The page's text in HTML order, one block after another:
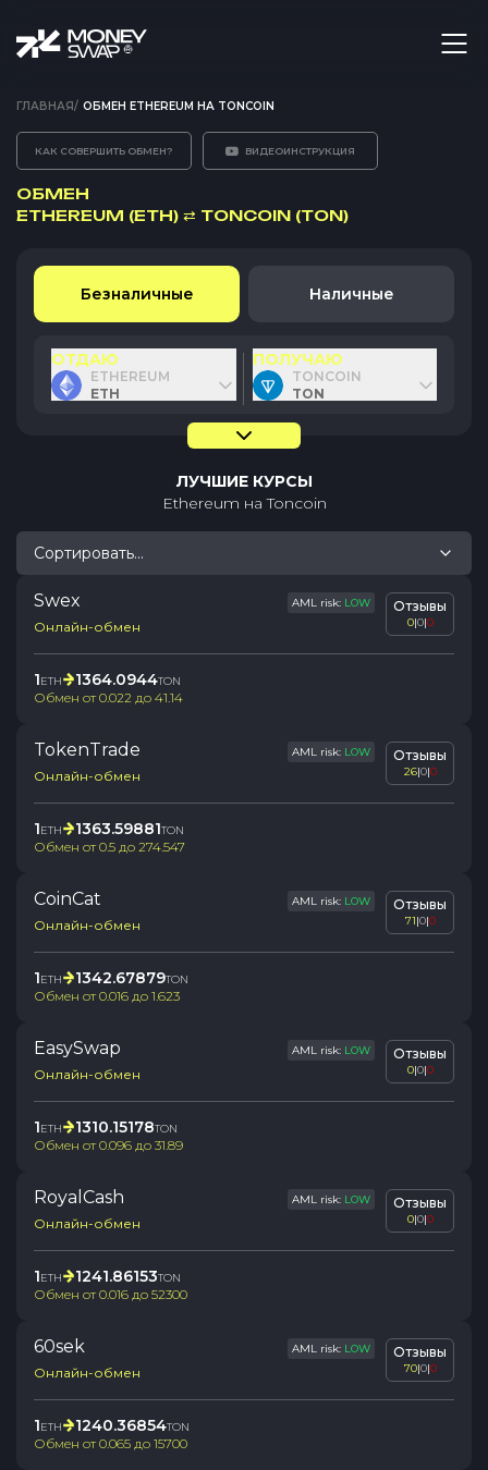
ГЛАВНАЯ/ ОБМЕН ETHEREUM НА TONCOIN
КАК СОВЕРШИТЬ ОБМЕН? ВИДЕОИНСТРУКЦИЯ
ОБМЕН
ETHEREUM (ETH) ⇄ TONCOIN (TON)
Безналичные Наличные
ОТДАЮ
ETHEREUM
ETH
ПОЛУЧАЮ
TONCOIN
TON
ЛУЧШИЕ КУРСЫ
Ethereum наToncoin
Сортировать...
Swex AML risk: LOW
Онлайн-обмен
Отзывы
0|0|0
1ETH 1364.0944TON
Обмен от0.022 до 41.14
TokenTrade AML risk: LOW
Онлайн-обмен
Отзывы
26|0|0
1ETH 1363.59881TON
Обмен от0.5 до 274.547
CoinCat AML risk: LOW
Онлайн-обмен
Отзывы
71|0|0
1ETH 1342.67879TON
Обмен от0.016 до 1.623
EasySwap AML risk: LOW
Онлайн-обмен
Отзывы
0|0|0
1ETH 1310.15178TON
Обмен от0.096 до 31.89
RoyalCash AML risk: LOW
Онлайн-обмен
Отзывы
0|0|0
1ETH 1241.86153TON
Обмен от0.016 до 52300
60sek AML risk: LOW
Онлайн-обмен
Отзывы
70|0|0
1ETH 1240.36854TON
Обмен от0.065 до 15700